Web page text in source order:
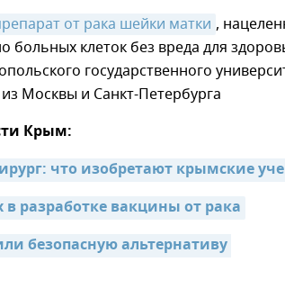
от рака шейки матки ,
больных клеток без вреда для
государственного
Москвы и Санкт-Петербурга
Крым:
что изобретают крымские
в разработке вакцины от рака
безопасную альтернативу